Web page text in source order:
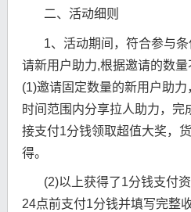
二、活动细则
1、活动期间，符合参与
请新用户助力,根据邀请的数
(1)邀请固定数量的新用户助
时间范围内分享拉人助力，完
接支付1分钱领取超值大奖，
得。
(2)以上获得了1分钱支付
24点前支付1分钱并填写完整